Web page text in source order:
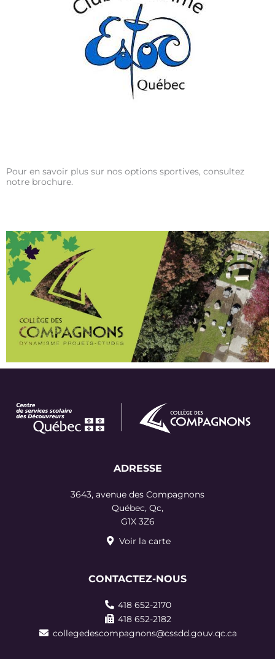
Pour en savoir plus sur nos options sportives, consultez
notre brochure.
ADRESSE
3643, avenue des Compagnons
Québec, Qc,
G1X 3Z6
Voir la carte
CONTACTEZ-NOUS
418 652-2170
418 652-2182
collegedescompagnons@cssdd.gouv.qc.ca